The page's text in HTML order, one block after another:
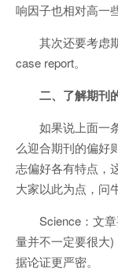
响因子也相对高一些
其次还要考虑
case report。
二、了解期刊
如果说上面一
么迎合期刊的偏好
志偏好各有特点，
大家以此为点，问
Science：文
量并不一定要很大
据论证更严密。